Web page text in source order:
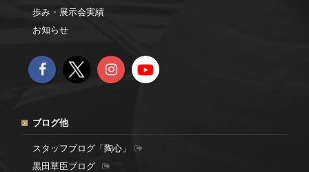
歩み・展示会実績
お知らせ
ブログ他
スタッフブログ「陶心」
黒田草臣ブログ